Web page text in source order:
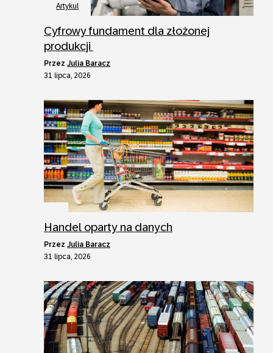
Artykul
Cyfrowy fundament dla złożonej
produkcji
przez Julia Baracz
31 lipca, 2026
Handel oparty na danych
przez Julia Baracz
31 lipca, 2026